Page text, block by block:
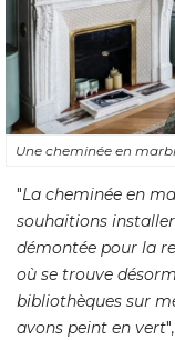
Une cheminée en
"La cheminée en
souhaitions
démontée pour la
où se trouve
bibliothèques sur
avons peint en vert